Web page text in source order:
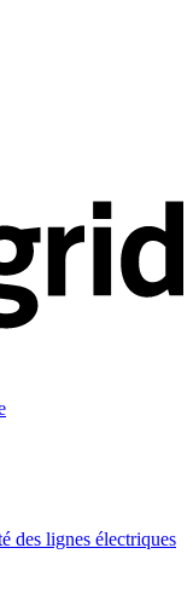
des lignes électriques